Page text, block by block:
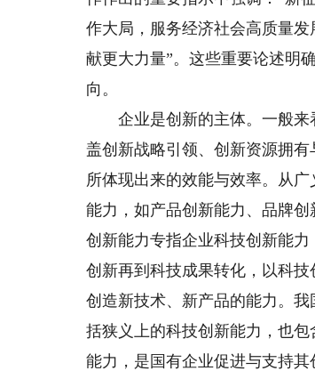
作大局，服务经济社会高质量
献更大力量”。这些重要论述明
向。
企业是创新的主体。一般来
盖创新战略引领、创新资源拥
所体现出来的效能与效率。从
能力，如产品创新能力、品牌
创新能力专指企业科技创新能
创新再到科技成果转化，以科
创造新技术、新产品的能力。
括狭义上的科技创新能力，也
能力，是国有企业促进与支持其